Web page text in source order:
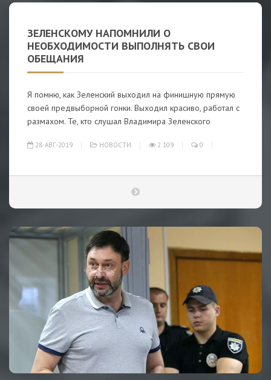
ЗЕЛЕНСКОМУ НАПОМНИЛИ О
НЕОБХОДИМОСТИ ВЫПОЛНЯТЬ СВОИ
ОБЕЩАНИЯ
Я помню, как Зеленский выходил на финишную прямую
своей предвыборной гонки. Выходил красиво, работал с
размахом. Те, кто слушал Владимира Зеленского
28-АВГ-2019 НОВОСТИ 2 109 0